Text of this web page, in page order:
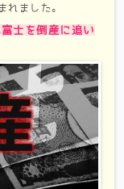
れました。
士を倒産に追い